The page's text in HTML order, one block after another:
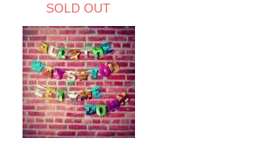
SOLD OUT